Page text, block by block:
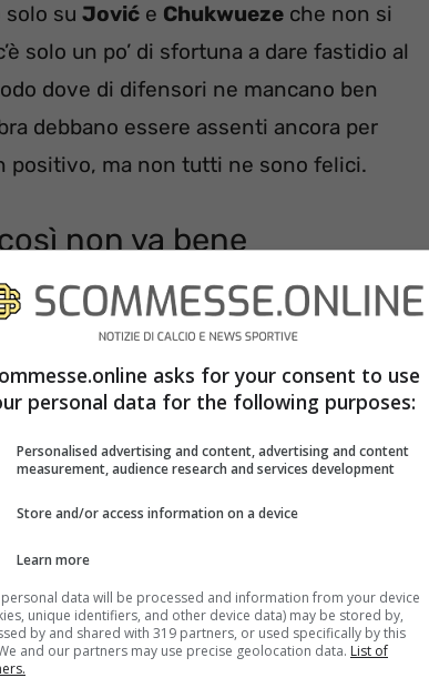
su Jović e Chukwueze che non si
solo un po’ di sfortuna a dare fastidio al
dove di difensori ne mancano ben
debbano essere assenti ancora per
positivo, ma non tutti ne sono felici.
non va bene
è andato infatti un po’ controcorrente
Arrigo Sacchi. L’ex allenatore del Milan
parlando delle sue idee ha spostato
di Pioli e dei suoi ragazzi.
asks for your consent to use
personal data for the following purposes:
Personalised advertising and content, advertising and content
measurement, audience research and services development
Store and/or access information on a device
Learn more
data will be processed and information from your device
unique identifiers, and other device data) may be stored by,
by and shared with 319 partners, or used specifically by this
and our partners may use precise geolocation data. List of